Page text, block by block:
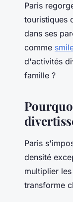
Paris
touristiques
dans ses
comme
d'activités
famille ?
Paris
densité
multiplier
transforme